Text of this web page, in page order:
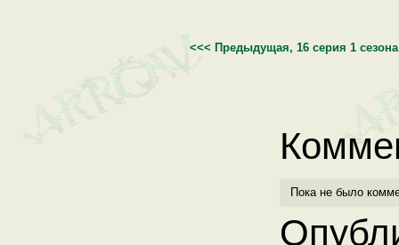
<<< Предыдущая, 16 серия 1 сезона
Пока не было